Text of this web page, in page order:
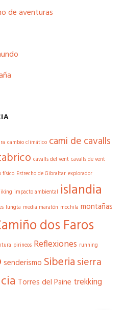
de aventuras
cambio climático cami de cavalls
cavalls del vent cavalls de vent
físico Estrecho de Gibraltar explorador
impacto ambiental islandia
lungta media maratón mochila montañas
dos Faros
pirineos Reflexiones running
senderismo Siberiasierra
Torres del Paine trekking